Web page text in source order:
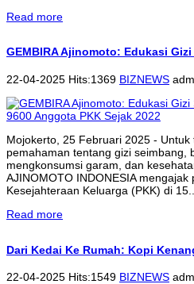
Read more
GEMBIRA Ajinomoto: Edukasi
22-04-2025 Hits:1369 BIZNEWS
Mojokerto, 25 Februari 2025 - Untuk
pemahaman tentang gizi seimbang,
mengkonsumsi garam, dan
AJINOMOTO INDONESIA mengajak
Kesejahteraan Keluarga (PKK) di 15...
Read more
Dari Kedai Ke Rumah: Kopi
22-04-2025 Hits:1549 BIZNEWS